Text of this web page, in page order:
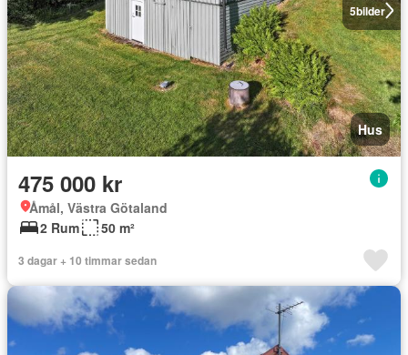
5bilder
Hus
475 000 kr
Åmål, Västra Götaland
2 Rum
50 m²
3 dagar + 10 timmar sedan